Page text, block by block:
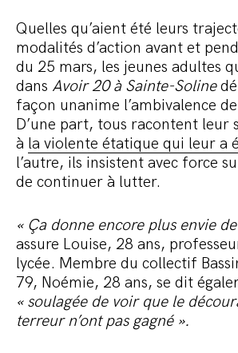
Quelles qu’aient été leurs
modalités d’action avant et
du 25 mars, les jeunes adultes
dans Avoir 20 à Sainte-Soline
façon unanime l’ambivalence
D’une part, tous racontent leur
à la violente étatique qui leur a
l’autre, ils insistent avec force
de continuer à lutter.
« Ça donne encore plus envie
assure Louise, 28 ans,
lycée. Membre du collectif
79, Noémie, 28 ans, se dit
« soulagée de voir que le
terreur n’ont pas gagné ».